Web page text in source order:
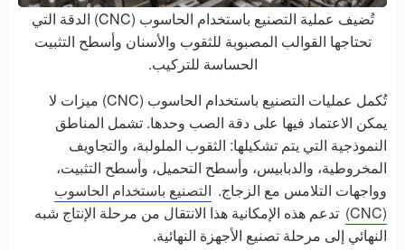
تُضيف عملية التصنيع باستخدام الحاسوب (CNC) الدقة التي
تحتاجها القوالب المصبوبة للثقوب والأسنان وأسطح التثبيت
الحساسة للتركيب.
تُكمل عمليات التصنيع باستخدام الحاسوب (CNC) ميزات لا
يمكن الاعتماد فيها على دقة الصب وحدها. تشمل المناطق
النموذجية التي يتم تشكيلها: الثقوب الملولبة، والتجاويف
المخروطية، والدبابيس، وأسطح التحميل، وأسطح التثبيت،
وواجهات التلامس مع الزجاج. التصنيع باستخدام الحاسوب
(CNC)
تدعم هذه الإمكانية هذا الانتقال من مرحلة الإنتاج شبه
النهائي إلى مرحلة تصنيع الأجهزة النهائية.